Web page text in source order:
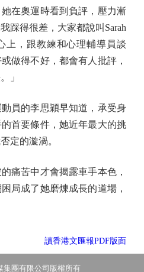
在奧運時看到負評，壓力漸
踩得很差，大家都說叫Sarah
上，跟教練和心理輔導員談
做得不好，都會有人批評，
」
的李思穎早知道，承受身
首要條件，她近年最大的挑
定的漩渦。
苦中才會揭露車手本色，
局成了她磨煉成長的道場，
讀香港文匯報PDF版面
集團有限公司版權所有